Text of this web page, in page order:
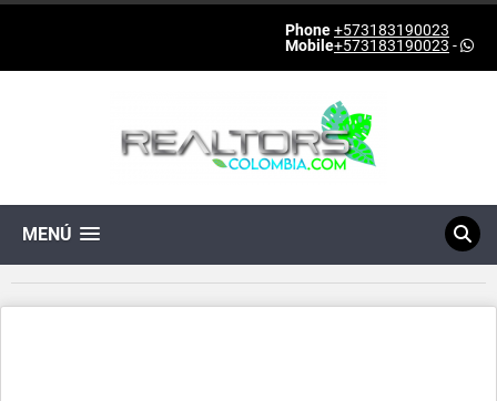
Phone+573183190023
Mobile+573183190023 -
MENÚ